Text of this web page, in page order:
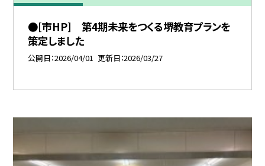
●[市HP] 第4期未来をつくる堺教育プランを
策定しました
公開日 2026/04/01 更新日 2026/03/27